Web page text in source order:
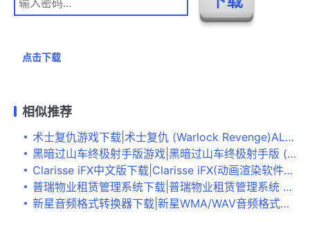
点击下载
相似推荐
术士复仇游戏下载|术士复仇 (Warlock Revenge)ALiAS硬盘版下载
黑暗过山车终极射手版游戏|黑暗过山车终极射手版 (Rollercoaster Darkness)PC中文破解版 已下架
Clarisse iFX中文版下载|Clarisse iFX(动画渲染软件) 官方版v4.1下载
普瑞物业租赁管理系统下载|普瑞物业租赁管理系统 最新版V3.0下载
新星音频格式转换器下载|新星WMA/WAV音频格式转换器 官方版V5.9.5.0下载